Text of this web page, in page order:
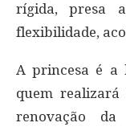
rígida, presa
flexibilidade,
A princesa é a
quem
renovação